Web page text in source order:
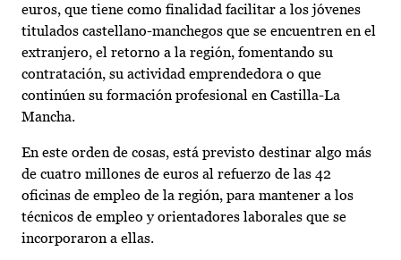
euros, que tiene como finalidad facilitar a los jóvenes
titulados castellano-manchegos que se encuentren en el
extranjero, el retorno a la región, fomentando su
contratación, su actividad emprendedora o que
continúen su formación profesional en Castilla-La
Mancha.
En este orden de cosas, está previsto destinar algo más
de cuatro millones de euros al refuerzo de las 42
oficinas de empleo de la región, para mantener a los
técnicos de empleo y orientadores laborales que se
incorporaron a ellas.